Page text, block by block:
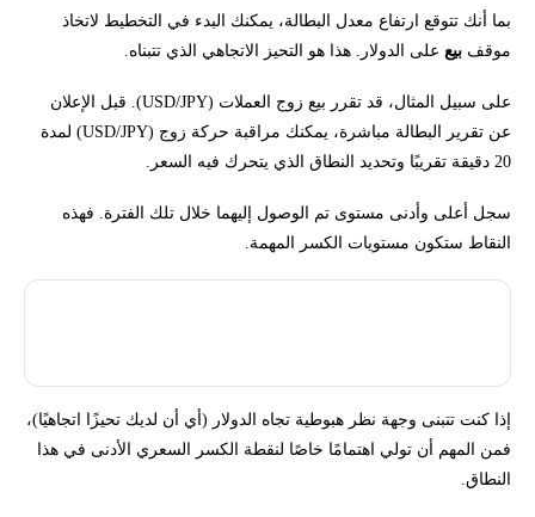
بما أنك تتوقع ارتفاع معدل البطالة، يمكنك البدء في التخطيط لاتخاذ
موقف بيع على الدولار. هذا هو التحيز الاتجاهي الذي تتبناه.
على سبيل المثال، قد تقرر بيع زوج العملات (USD/JPY). قبل الإعلان
عن تقرير البطالة مباشرة، يمكنك مراقبة حركة زوج (USD/JPY) لمدة
20 دقيقة تقريبًا وتحديد النطاق الذي يتحرك فيه السعر.
سجل أعلى وأدنى مستوى تم الوصول إليهما خلال تلك الفترة. فهذه
النقاط ستكون مستويات الكسر المهمة.
إذا كنت تتبنى وجهة نظر هبوطية تجاه الدولار (أي أن لديك تحيزًا اتجاهيًا)،
فمن المهم أن تولي اهتمامًا خاصًا لنقطة الكسر السعري الأدنى في هذا
النطاق.